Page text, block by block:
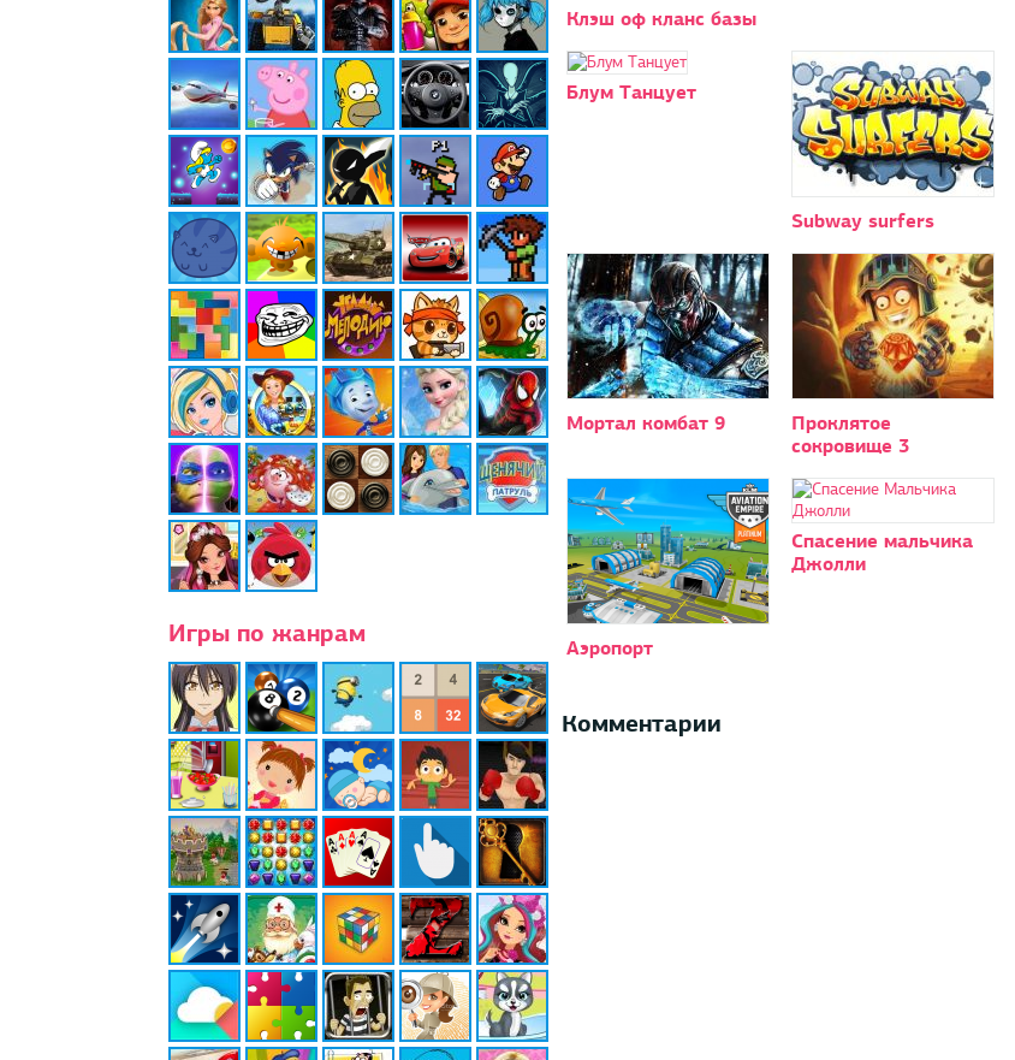
Игры по жанрам
Клэш оф кланс базы
Блум Танцует
Subway surfers
Мортал комбат 9
Проклятое
сокровище 3
Аэропорт
Спасение мальчика
Джолли
Комментарии